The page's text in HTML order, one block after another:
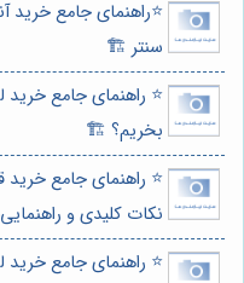
⭐️راهنمای جامع خرید
سنتر 🏗️
⭐️ راهنمای جامع خرید
بخریم؟ 🏗️
⭐️ راهنمای جامع خرید
نکات کلیدی و
⭐️ راهنمای جامع خرید